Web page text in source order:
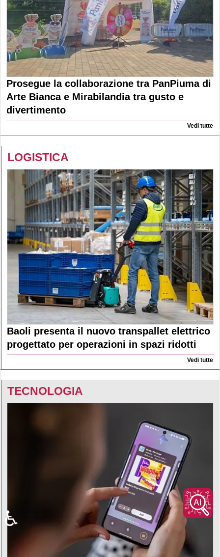
Prosegue la collaborazione tra PanPiuma di
Arte Bianca e Mirabilandia tra gusto e
divertimento
Vedi tutte
LOGISTICA
Baoli presenta il nuovo transpallet elettrico
progettato per operazioni in spazi ridotti
Vedi tutte
TECNOLOGIA